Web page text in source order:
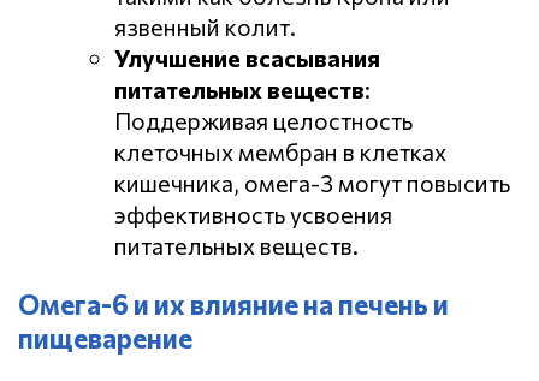
язвенный колит.
Улучшение всасывания
питательных веществ:
Поддерживая целостность
клеточных мембран в клетках
кишечника, омега-3 могут повысить
эффективность усвоения
питательных веществ.
Омега-6 и их влияние на печень и
пищеварение